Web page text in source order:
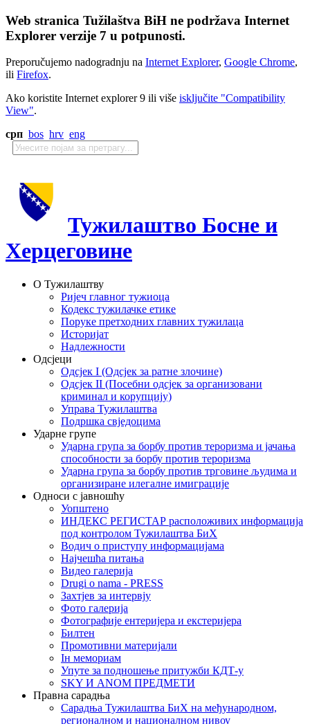
Web stranica Tužilaštva BiH ne podržava Internet
Explorer verzije 7 u potpunosti.
Preporučujemo nadogradnju na Internet Explorer, Google Chrome,
ili Firefox.
Ako koristite Internet explorer 9 ili više isključite "Compatibility
View".
срп bos hrv eng
Тужилаштво Босне и
Херцеговине
О Тужилаштву
Ријеч главног тужиоца
Кодекс тужилачке етике
Поруке претходних главних тужилаца
Историјат
Надлежности
Одсјеци
Одсјек I (Одсјек за ратне злочине)
Одсјек II (Посебни одсјек за организовани
криминал и корупцију)
Управа Тужилаштва
Подршка свједоцима
Ударне групе
Ударна група за борбу против тероризма и јачања
способности за борбу против тероризма
Ударна група за борбу против трговине људима и
организиране илегалне имиграције
Односи с јавношћу
Уопштено
ИНДЕКС РЕГИСТАР расположивих информација
под контролом Тужилаштва БиХ
Водич о приступу информацијама
Најчешћа питања
Видео галерија
Drugi o nama - PRESS
Захтјев за интервју
Фото галерија
Фотографије ентеријера и екстеријера
Билтен
Промотивни материјали
Iн мемориам
Упуте за подношење притужби КДТ-у
SKY И ANOM ПРЕДМЕТИ
Правна сарадња
Сарадња Тужилаштва БиХ на међународном,
регионалном и националном нивоу